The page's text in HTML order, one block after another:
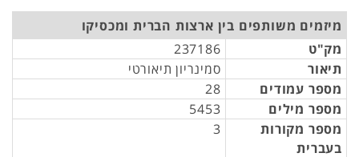
מיזמים משותפים בין ארצות הברית ומכסיקו
מק"ט
237186
תיאור
סמינריון תיאורטי
מספר עמודים
28
מספר מילים
5453
מספר מקורות
בעברית
3